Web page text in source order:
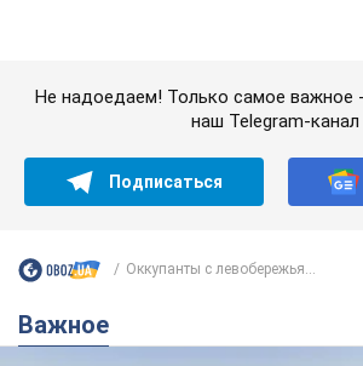
Какой была оригинальная
Украины и почему ее боялась